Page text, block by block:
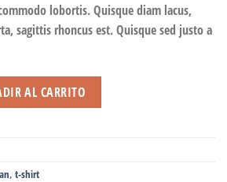
lobortis. Quisque diam lacus,
sagittis rhoncus est. Quisque sed justo a
cantidad
AL CARRITO
, t-shirt